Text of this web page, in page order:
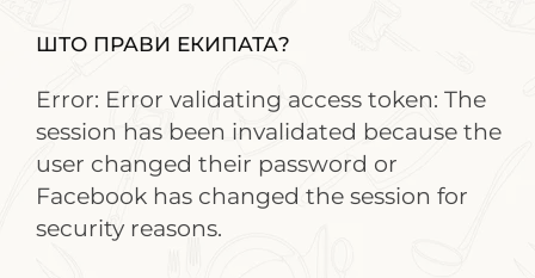
ШТО ПРАВИ ЕКИПАТА?
Error: Error validating access token: The
session has been invalidated because the
user changed their password or
Facebook has changed the session for
security reasons.